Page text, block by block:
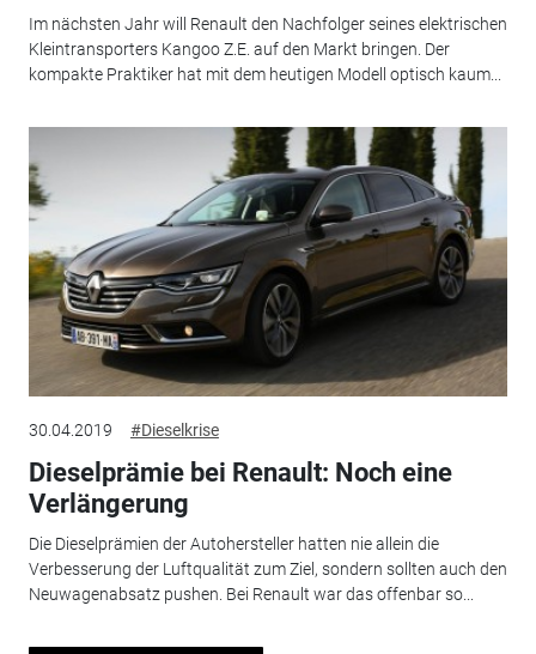
Im nächsten Jahr will Renault den Nachfolger seines elektrischen
Kleintransporters Kangoo Z.E. auf den Markt bringen. Der
kompakte Praktiker hat mit dem heutigen Modell optisch kaum...
30.04.2019 #Dieselkrise
Dieselprämie bei Renault: Noch eine
Verlängerung
Die Dieselprämien der Autohersteller hatten nie allein die
Verbesserung der Luftqualität zum Ziel, sondern sollten auch den
Neuwagenabsatz pushen. Bei Renault war das offenbar so...